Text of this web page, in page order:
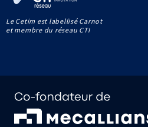
Le Cetim est labellisé Carnot
et membre du réseau CTI